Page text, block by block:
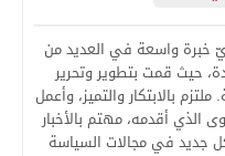
خبرة واسعة في العديد من
حيث قمت بتطوير وتحرير
بالابتكار والتميز، وأعمل
الذي أقدمه، مهتم بالأخبار
جديد في مجالات السياسة